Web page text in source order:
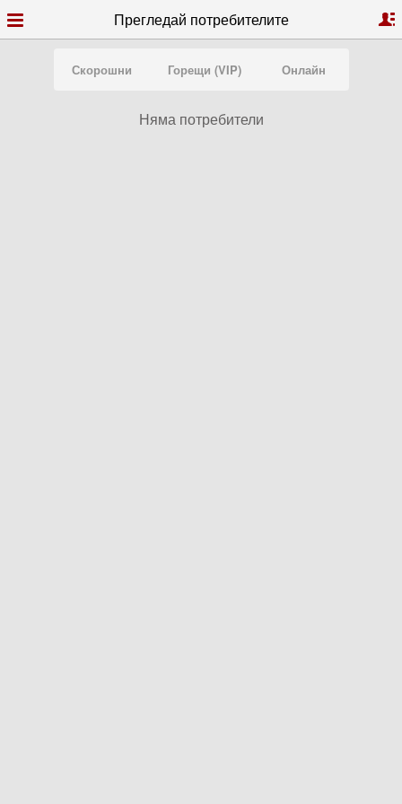
Прегледай потребителите
Скорошни Горещи (VIP) Онлайн
Няма потребители